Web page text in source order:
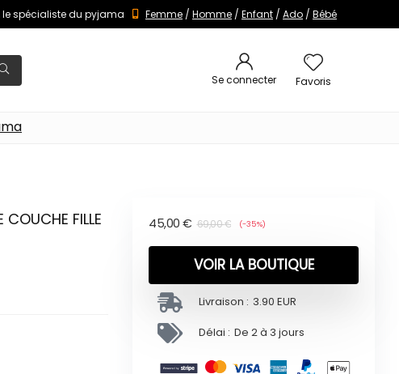
le spécialiste du pyjama Femme / Homme / Enfant / Ado / Bébé
Se connecter Favoris
FILLE
69,00€
45,00 € (-35%)
VOIR LA BOUTIQUE
Livraison : 3.90 EUR
Délai : De 2 à 3 jours